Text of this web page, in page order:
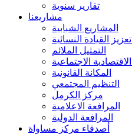
تقارير سنوية
مشاريعنا
المشاريع الشبابية
القيادة النسائية
التمثيل الملائم
الاجتماعية
المكانة القانونية
التنظيم المجتمعي
مركز الكرمل
المرافعة الاعلامية
المرافعة الدولية
أصدقاء مركز مساواة